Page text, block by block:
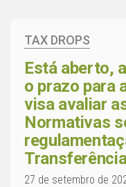
TAX DROPS
Está aberto,
o prazo para
visa avaliar
Normativas
27 de setembro de